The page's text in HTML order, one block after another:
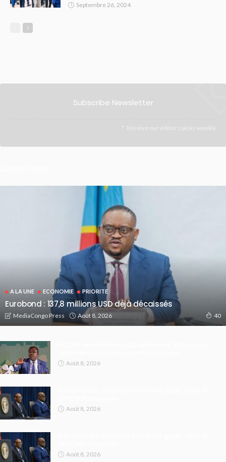
Septembre 26, 2024
Subscribe Newsletter
Receive our editor's picks weekly
A LA UNE ECONOMIE PRIORITE
Eurobond : 137,8 millions USD déjà décaissés
MediaCongo Press Août 8, 2026 40
Août 8, 2026
Août 8, 2026
Août 8, 2026